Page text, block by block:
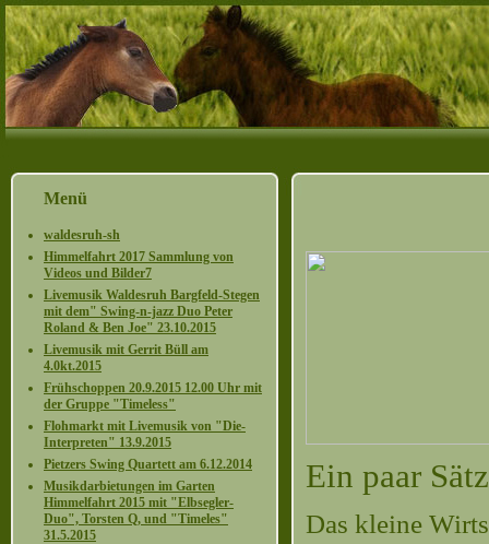
Menü
waldesruh-sh
Himmelfahrt 2017 Sammlung von
Videos und Bilder7
Livemusik Waldesruh Bargfeld-Stegen
mit dem" Swing-n-jazz Duo Peter
Roland & Ben Joe" 23.10.2015
Livemusik mit Gerrit Büll am
4.0kt.2015
Frühschoppen 20.9.2015 12.00 Uhr mit
der Gruppe "Timeless"
Flohmarkt mit Livemusik von "Die-
Interpreten" 13.9.2015
Pietzers Swing Quartett am 6.12.2014
Musikdarbietungen im Garten
Himmelfahrt 2015 mit "Elbsegler-
Duo", Torsten Q, und "Timeles"
31.5.2015
Ein paar
Das kleine